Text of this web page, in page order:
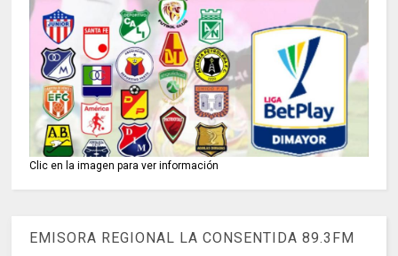
Clic en la imagen para ver información
EMISORA REGIONAL LA CONSENTIDA 89.3FM